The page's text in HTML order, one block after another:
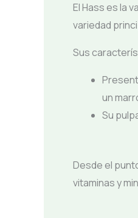
El Hass es la
variedad
Sus
un
Su
Desde el
vitaminas y